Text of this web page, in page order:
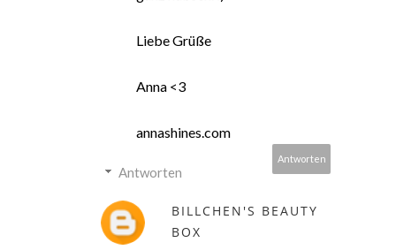
Liebe Grüße
Anna <3
annashines.com
Antworten
Antworten
BILLCHEN'S BEAUTY
BOX